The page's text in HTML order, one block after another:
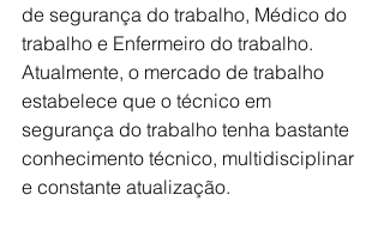
de segurança do trabalho, Médico do
trabalho e Enfermeiro do trabalho.
Atualmente, o mercado de trabalho
estabelece que o técnico em
segurança do trabalho tenha bastante
conhecimento técnico, multidisciplinar
e constante atualização.